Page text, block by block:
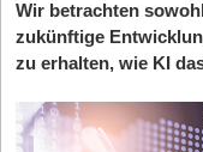
Wir betrachten
zukünftige
zu erhalten, wie KI